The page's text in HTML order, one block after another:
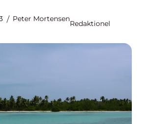
Peter Mortensen
Redaktionel